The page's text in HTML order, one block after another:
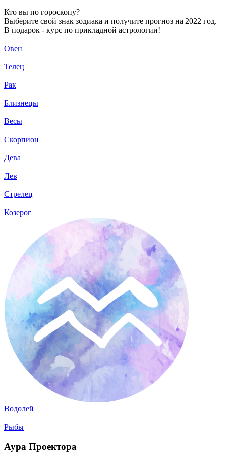
Кто вы по гороскопу?
Выберите свой знак зодиака и получите прогноз на 2022 год.
В подарок - курс по прикладной астрологии!
Овен
Телец
Рак
Близнецы
Весы
Скорпион
Дева
Лев
Стрелец
Козерог
Водолей
Рыбы
Аура Проектора